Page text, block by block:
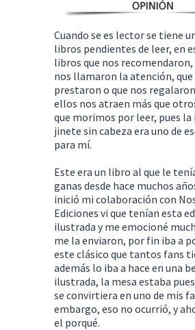
Cuando se es lector se tiene
libros pendientes de leer, en
libros que nos recomendaron,
nos llamaron la atención, que
prestaron o que nos
ellos nos atraen más que
que morimos por leer, pues la
jinete sin cabeza era uno de
para mí.
Este era un libro al que le
ganas desde hace muchos
inició mi colaboración con
Ediciones vi que tenían esta
ilustrada y me emocioné
me la enviaron, por fin iba a
este clásico que tantos fans
además lo iba a hace en una
ilustrada, la mesa estaba
se convirtiera en uno de mis
embargo, eso no ocurrió, y
el porqué.